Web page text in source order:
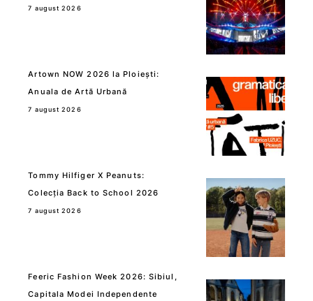
7 august 2026
Artown NOW 2026 la Ploiești:
Anuala de Artă Urbană
7 august 2026
Tommy Hilfiger X Peanuts:
Colecția Back to School 2026
7 august 2026
Feeric Fashion Week 2026: Sibiul,
Capitala Modei Independente